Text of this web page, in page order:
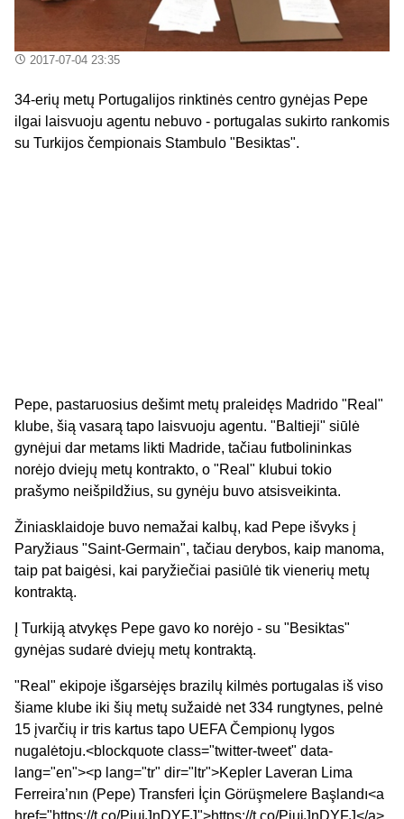
2017-07-04 23:35
34-erių metų Portugalijos rinktinės centro gynėjas Pepe
ilgai laisvuoju agentu nebuvo - portugalas sukirto rankomis
su Turkijos čempionais Stambulo "Besiktas".
Pepe, pastaruosius dešimt metų praleidęs Madrido "Real"
klube, šią vasarą tapo laisvuoju agentu. "Baltieji" siūlė
gynėjui dar metams likti Madride, tačiau futbolininkas
norėjo dviejų metų kontrakto, o "Real" klubui tokio
prašymo neišpildžius, su gynėju buvo atsisveikinta.
Žiniasklaidoje buvo nemažai kalbų, kad Pepe išvyks į
Paryžiaus "Saint-Germain", tačiau derybos, kaip manoma,
taip pat baigėsi, kai paryžiečiai pasiūlė tik vienerių metų
kontraktą.
Į Turkiją atvykęs Pepe gavo ko norėjo - su "Besiktas"
gynėjas sudarė dviejų metų kontraktą.
"Real" ekipoje išgarsėjęs brazilų kilmės portugalas iš viso
šiame klube iki šių metų sužaidė net 334 rungtynes, pelnė
15 įvarčių ir tris kartus tapo UEFA Čempionų lygos
nugalėtoju.<blockquote class="twitter-tweet" data-
lang="en"><p lang="tr" dir="ltr">Kepler Laveran Lima
Ferreira’nın (Pepe) Transferi İçin Görüşmelere Başlandı<a
href="https://t.co/PiujJnDYFJ">https://t.co/PiujJnDYFJ</a>